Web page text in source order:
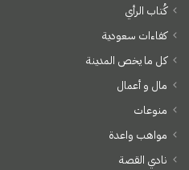
كُتاب الرأي
كفاءات سعودية
كل ما يخص المدينة
مال و أعمال
منوعات
مواهب واعدة
نادي القصة